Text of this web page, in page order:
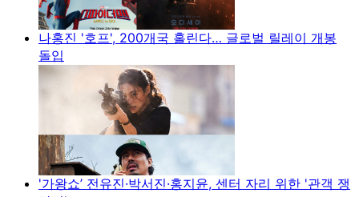
나홍진 '호프', 200개국 홀린다… 글로벌 릴레이 개봉
돌입
'가왕쇼’ 전유진·박서진·홍지윤, 센터 자리 위한 '관객 쟁